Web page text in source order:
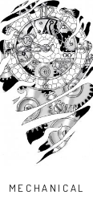
MECHANICAL